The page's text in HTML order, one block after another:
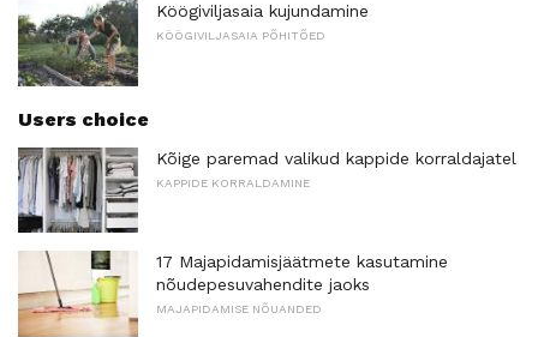
Köögiviljasaia kujundamine
KÖÖGIVILJASAIA PÕHITÕED
Users choice
Kõige paremad valikud kappide korraldajatel
KAPPIDE KORRALDAMINE
17 Majapidamisjäätmete kasutamine
nõudepesuvahendite jaoks
MAJAPIDAMISE NÕUANDED